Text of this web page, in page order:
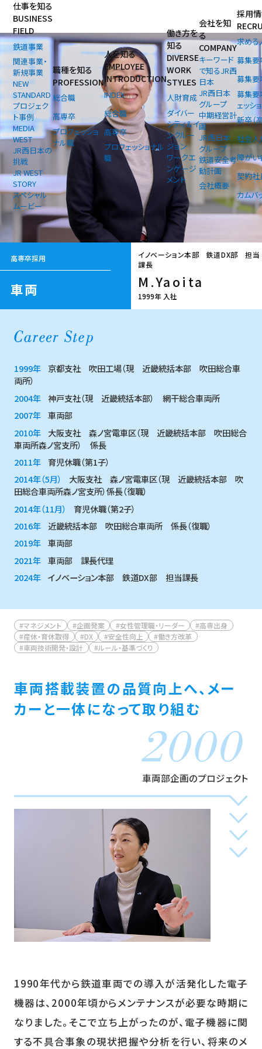
仕事を知る
BUSINESS
FIELD
鉄道事業
関連事業・
新規事業
NEW
STANDARD
プロジェク
ト事例
MEDIA
WEST
JR西日本の
挑戦
JR WEST
STORY
スペシャル
ムービー
職種を知る
PROFESSION
総合職
高専卒
プロフェッショ
ナル職
人を知る
EMPLOYEE
INTRODUCTION
INDEX
総合職
高専卒
プロフェッショナル
職
働き方を
知る
DIVERSE
WORK
STYLES
人財育成
ダイバー
シティ＆イ
ンクルー
ジョン
ワークエ
ンゲージ
メント
会社を知
る
COMPANY
キーワード
で知るJR西
日本
JR西日本
グループ
中期経営計
画
JR西日本
グループ
鉄道安全考
動計画
会社概要
採用
求める
募集要
募集要
募集要
ェッシ
新卒（
社会人
障がい
契約
カムバ
高専卒採用
車両
イノベーション本部 鉄道DX部 担当
課長
M.Yaoita
1999年 入社
1999年
京都支社 吹田工場（現 近畿統括本部 吹田総合車
両所）
2004年 神戸支社（現 近畿統括本部） 網干総合車両所
2007年 車両部
2010年
大阪支社 森ノ宮電車区（現 近畿統括本部 吹田総合
車両所森ノ宮支所） 係長
2011年 育児休職（第1子）
2014年（5月）
大阪支社 森ノ宮電車区（現 近畿統括本部 吹
田総合車両所森ノ宮支所）係長（復職）
2014年（11月）
育児休職（第2子）
2016年
近畿統括本部 吹田総合車両所 係長（復職）
2019年 車両部
2021年 車両部 課長代理
2024年 イノベーション本部 鉄道DX部 担当課長
#マネジメント #企画発案 #女性管理職・リーダー
#高専出身
#産休・育休取得
#DX #安全性向上
#働き方改革
#車両技術開発・設計
#ルール・基準づくり
車両搭載装置の品質向上へ、 メー
カーと一体になって取り組む
車両部企画のプロジェクト
1990年代から鉄道車両での導入が活発化した電子
機器は、2000年頃からメンテナンスが必要な時期に
なりました。そこで立ち上がったのが、電子機器に関
する不具合事象の現状把握や分析を行い、将来のメ